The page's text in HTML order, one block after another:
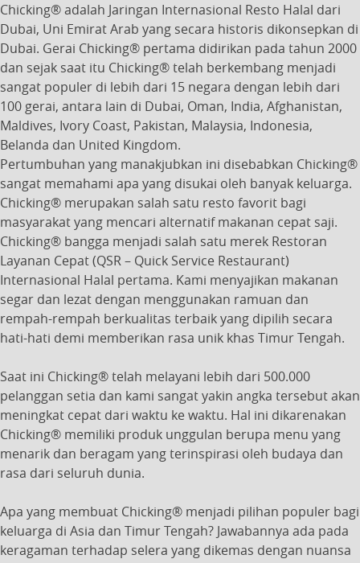
Chicking® adalah Jaringan Internasional Resto Halal dari
Dubai, Uni Emirat Arab yang secara historis dikonsepkan di
Dubai. Gerai Chicking® pertama didirikan pada tahun 2000
dan sejak saat itu Chicking® telah berkembang menjadi
sangat populer di lebih dari 15 negara dengan lebih dari
100 gerai, antara lain di Dubai, Oman, India, Afghanistan,
Maldives, Ivory Coast, Pakistan, Malaysia, Indonesia,
Belanda dan United Kingdom.
Pertumbuhan yang manakjubkan ini disebabkan Chicking®
sangat memahami apa yang disukai oleh banyak keluarga.
Chicking® merupakan salah satu resto favorit bagi
masyarakat yang mencari alternatif makanan cepat saji.
Chicking® bangga menjadi salah satu merek Restoran
Layanan Cepat (QSR – Quick Service Restaurant)
Internasional Halal pertama. Kami menyajikan makanan
segar dan lezat dengan menggunakan ramuan dan
rempah-rempah berkualitas terbaik yang dipilih secara
hati-hati demi memberikan rasa unik khas Timur Tengah.
Saat ini Chicking® telah melayani lebih dari 500.000
pelanggan setia dan kami sangat yakin angka tersebut akan
meningkat cepat dari waktu ke waktu. Hal ini dikarenakan
Chicking® memiliki produk unggulan berupa menu yang
menarik dan beragam yang terinspirasi oleh budaya dan
rasa dari seluruh dunia.
Apa yang membuat Chicking® menjadi pilihan populer bagi
keluarga di Asia dan Timur Tengah? Jawabannya ada pada
keragaman terhadap selera yang dikemas dengan nuansa